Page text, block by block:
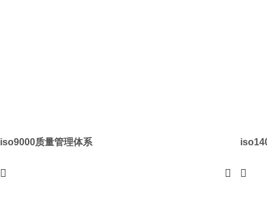
iso9000质量管理体系